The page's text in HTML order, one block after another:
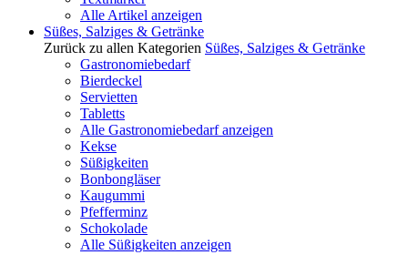
Alle Artikel anzeigen
Süßes, Salziges & Getränke
Zurück zu allen Kategorien Süßes, Salziges & Getränke
Gastronomiebedarf
Bierdeckel
Servietten
Tabletts
Alle Gastronomiebedarf anzeigen
Kekse
Süßigkeiten
Bonbongläser
Kaugummi
Pfefferminz
Schokolade
Alle Süßigkeiten anzeigen